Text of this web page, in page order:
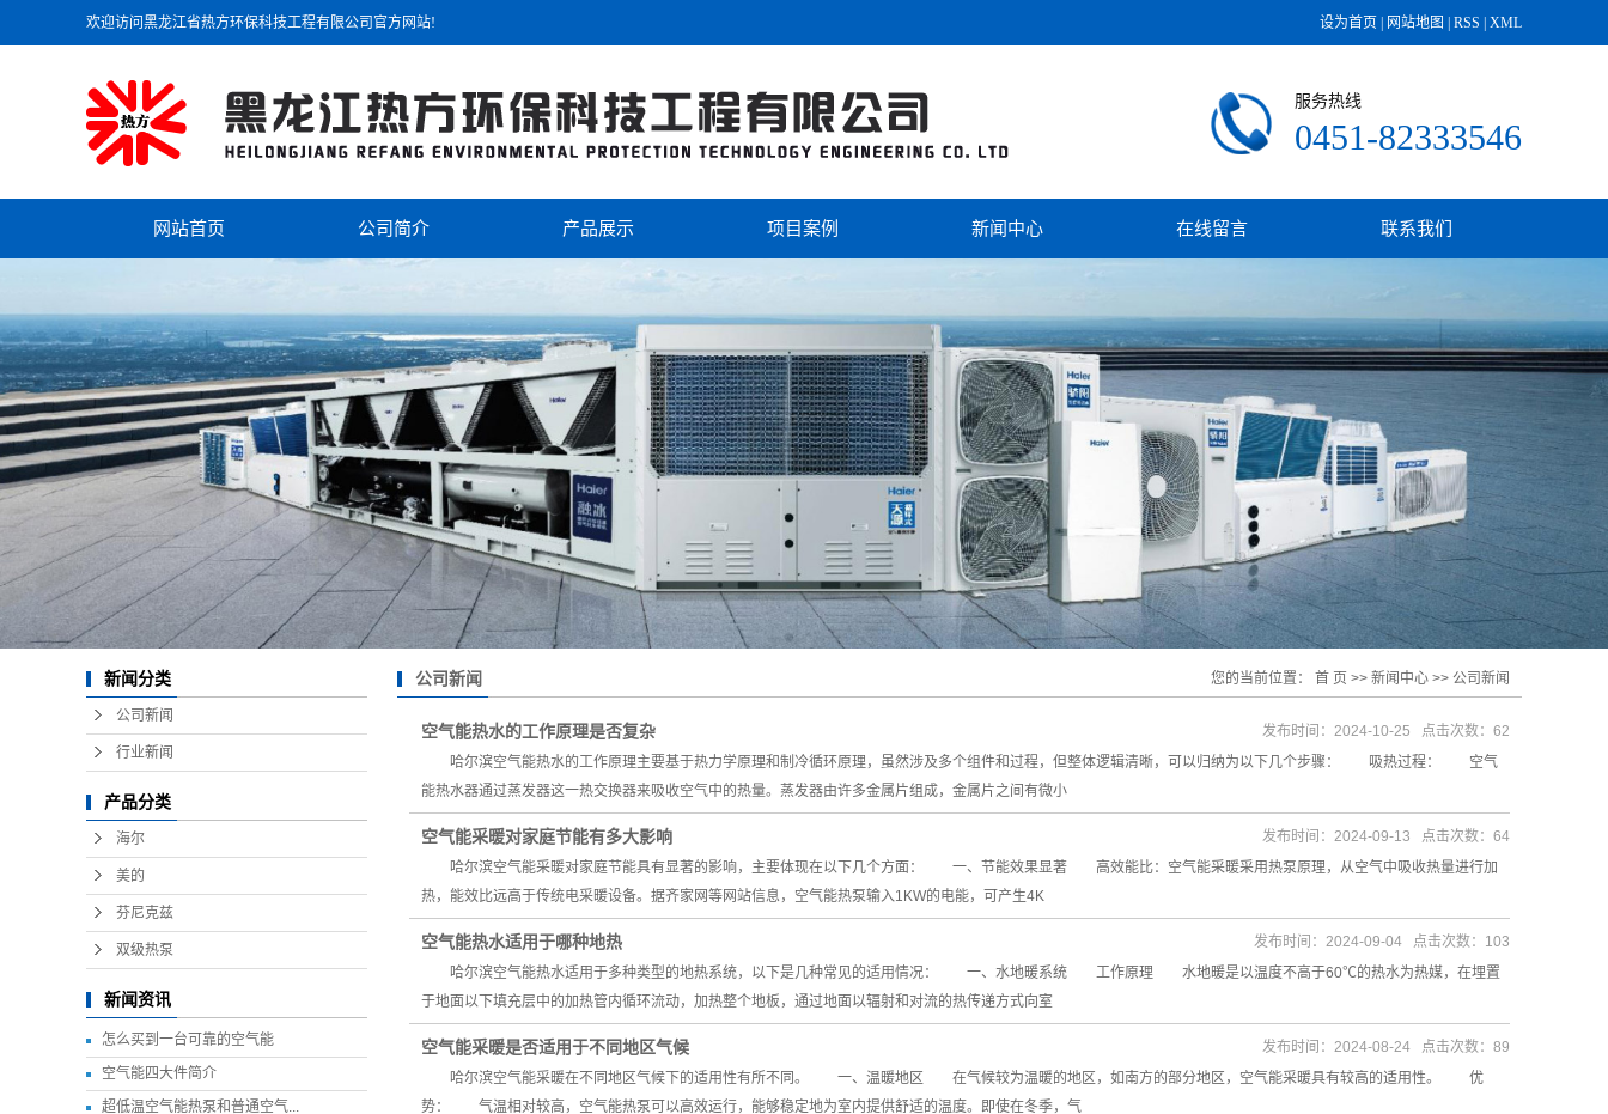
欢迎访问黑龙江省热方环保科技工程有限公司官方网站! 设为首页 网站地图 RSS XML
服务热线
0451-82333546
网站首页 公司简介
联系我们
产品展示
美的
芬尼克兹
双级热泵
项目案例
视频中心
新闻中心
行业新闻
在线留言 联系我们
新闻分类
公司新闻
行业新闻
产品分类
海尔
美的
芬尼克兹
双级热泵
新闻资讯
怎么买到一台可靠的空气能
空气能四大件简介
超低温空气能热泵和普通空气...
公司新闻 您的当前位置： 首 页 >> 新闻中心 >> 公司新闻
空气能热水的工作原理是否复杂
哈尔滨空气能热水的工作原理主要基于热力学原理和制冷循环原理，虽然涉及多个组件和过程，但整体逻辑清晰，可以归纳为以下几个步骤： 吸热过程： 空气
能热水器通过蒸发器这一热交换器来吸收空气中的热量。蒸发器由许多金属片组成，金属片之间有微小
发布时间：2024-10-25 点击次数：62
空气能采暖对家庭节能有多大影响
哈尔滨空气能采暖对家庭节能具有显著的影响，主要体现在以下几个方面： 一、节能效果显著 高效能比：空气能采暖采用热泵原理，从空气中吸收热量进行加
热，能效比远高于传统电采暖设备。据齐家网等网站信息，空气能热泵输入1KW的电能，可产生4K
发布时间：2024-09-13 点击次数：64
空气能热水适用于哪种地热
哈尔滨空气能热水适用于多种类型的地热系统，以下是几种常见的适用情况： 一、水地暖系统 工作原理 水地暖是以温度不高于60℃的热水为热媒，在埋置
于地面以下填充层中的加热管内循环流动，加热整个地板，通过地面以辐射和对流的热传递方式向室
发布时间：2024-09-04 点击次数：103
空气能采暖是否适用于不同地区气候
哈尔滨空气能采暖在不同地区气候下的适用性有所不同。 一、温暖地区 在气候较为温暖的地区，如南方的部分地区，空气能采暖具有较高的适用性。 优
势： 气温相对较高，空气能热泵可以高效运行，能够稳定地为室内提供舒适的温度。即使在冬季，气
发布时间：2024-08-24 点击次数：89